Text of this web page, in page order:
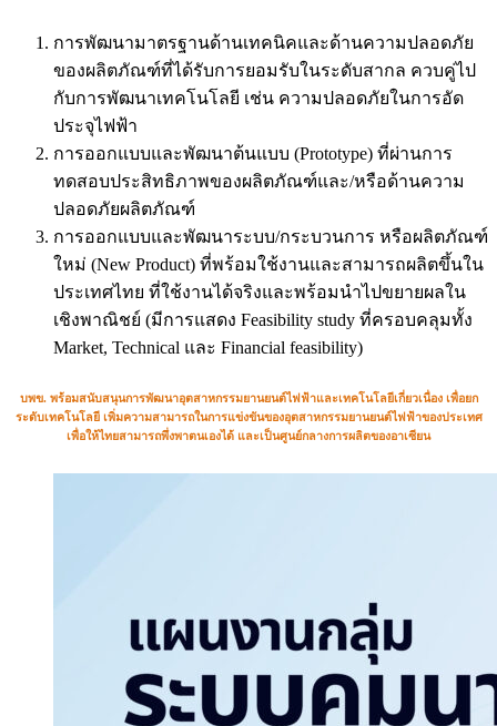
การพัฒนามาตรฐานด้านเทคนิคและด้านความปลอดภัย
ของผลิตภัณฑ์ที่ได้รับการยอมรับในระดับสากล ควบคู่ไป
กับการพัฒนาเทคโนโลยี เช่น ความปลอดภัยในการอัด
ประจุไฟฟ้า
การออกแบบและพัฒนาต้นแบบ (Prototype) ที่ผ่านการ
ทดสอบประสิทธิภาพของผลิตภัณฑ์และ/หรือด้านความ
ปลอดภัยผลิตภัณฑ์
การออกแบบและพัฒนาระบบ/กระบวนการ หรือผลิตภัณฑ์
ใหม่ (New Product) ที่พร้อมใช้งานและสามารถผลิตขึ้นใน
ประเทศไทย ที่ใช้งานได้จริงและพร้อมนำไปขยายผลใน
เชิงพาณิชย์ (มีการแสดง Feasibility study ที่ครอบคลุมทั้ง
Market, Technical และ Financial feasibility)
บพข. พร้อมสนับสนุนการพัฒนาอุตสาหกรรมยานยนต์ไฟฟ้าและเทคโนโลยีเกี่ยวเนื่อง เพื่อยก
ระดับเทคโนโลยี เพิ่มความสามารถในการแข่งขันของอุตสาหกรรมยานยนต์ไฟฟ้าของประเทศ
เพื่อให้ไทยสามารถพึ่งพาตนเองได้ และเป็นศูนย์กลางการผลิตของอาเซียน